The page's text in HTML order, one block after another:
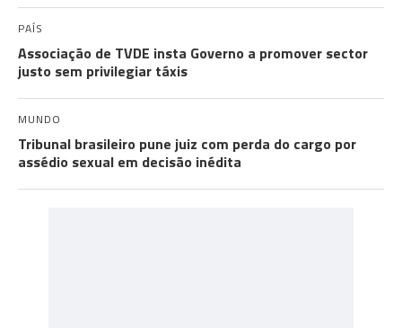
PAÍS
Associação de TVDE insta Governo a promover sector
justo sem privilegiar táxis
MUNDO
Tribunal brasileiro pune juiz com perda do cargo por
assédio sexual em decisão inédita